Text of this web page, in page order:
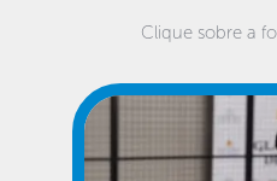
Clique sobre a